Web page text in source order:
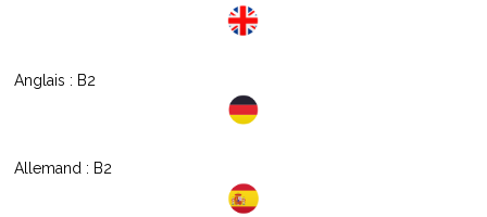
Anglais : B2
Allemand : B2